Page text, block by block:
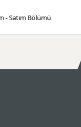
- Satım Bölümü